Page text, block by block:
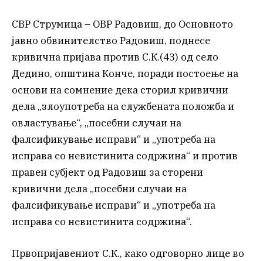
СВР Струмица – ОВР Радовиш, до Основното
јавно обвинителство Радовиш, поднесе
кривична пријава против С.К.(43) од село
Дедино, општина Конче, поради постоење на
основи на сомнение дека сторил кривични
дела „злоупотреба на службената положба и
овластување“, „посебни случаи на
фалсификување исправи“ и „употреба на
исправа со невистинита содржина“ и против
правен субјект од Радовиш за сторени
кривични дела „посебни случаи на
фалсификување исправи“ и „употреба на
исправа со невистинита содржина“.
Првопријавениот С.К., како одговорно лице во